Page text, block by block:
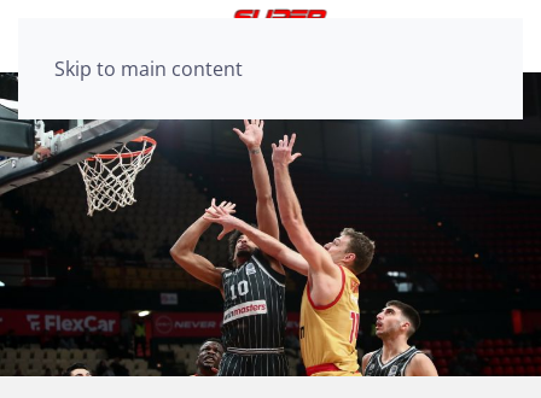
Skip to main content